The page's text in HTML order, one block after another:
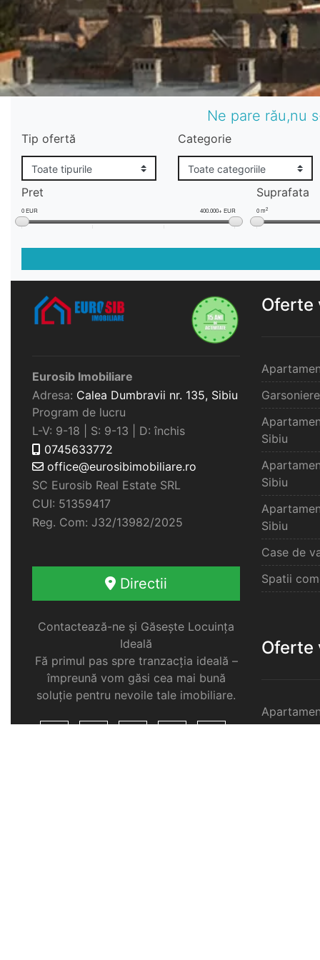
Ne pare rău,nu
Tip ofertă Categorie
Pret
0 EUR 400.000+ EUR
Suprafata
0 m2
Eurosib Imobiliare
Adresa: Calea Dumbravii nr. 135, Sibiu
Program de lucru
L-V: 9-18 | S: 9-13 | D: închis
0745633772
office@eurosibimobiliare.ro
SC Eurosib Real Estate SRL
CUI: 51359417
Reg. Com: J32/13982/2025
Directii
Contactează-ne și Găsește Locuința
Ideală
Fă primul pas spre tranzacția ideală –
împreună vom găsi cea mai bună
soluție pentru nevoile tale imobiliare.
Oferte
Sibiu
Sibiu
Sibiu
Case de
Spatii
Oferte